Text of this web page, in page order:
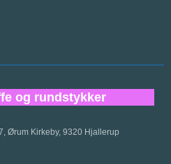
og rundstykker
Ørum Kirkeby, 9320 Hjallerup